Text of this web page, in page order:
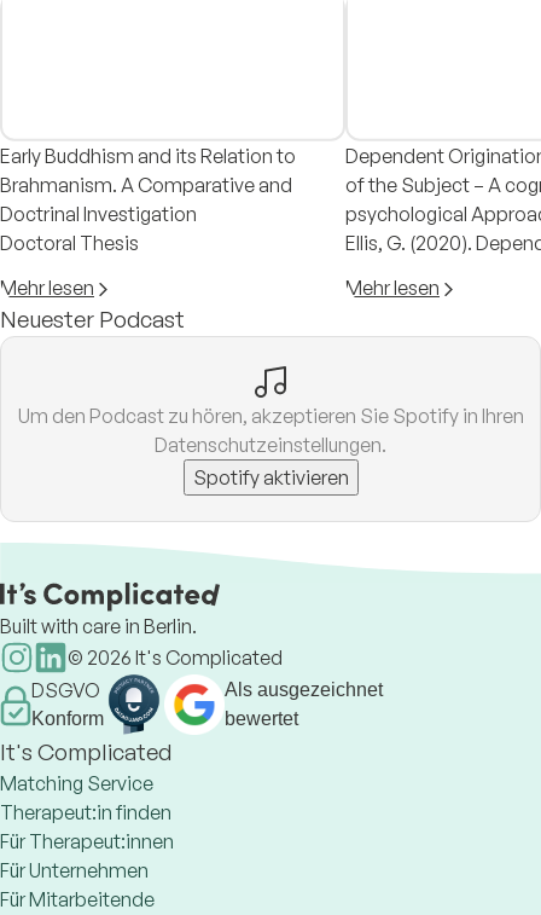
Early Buddhism and its Relation to
Brahmanism. A Comparative and
Doctrinal Investigation
Doctoral Thesis
Mehr lesen
Dependent
of the Subject – A
psychological
Ellis, G. (2020).
cognitive-
Mehr lesen
Neuester Podcast
Um den Podcast zu hören, akzeptieren Sie Spotify in Ihren
Datenschutzeinstellungen.
Spotify aktivieren
Built with care in Berlin.
© 2026 It's Complicated
DSGVO
Konform
Als ausgezeichnet
bewertet
It's Complicated
Matching Service
Therapeut:in finden
Für Therapeut:innen
Für Unternehmen
Für Mitarbeitende